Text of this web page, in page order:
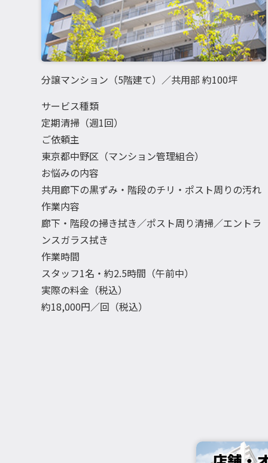
分譲マンション（5階建て）／共用部 約100坪
サービス種類
定期清掃（週1回）
ご依頼主
東京都中野区（マンション管理組合）
お悩みの内容
共用廊下の黒ずみ・階段のチリ・ポスト周りの汚れ
作業内容
廊下・階段の掃き拭き／ポスト周り清掃／エントラ
ンスガラス拭き
作業時間
スタッフ1名・約2.5時間（午前中）
実際の料金（税込）
約18,000円／回（税込）